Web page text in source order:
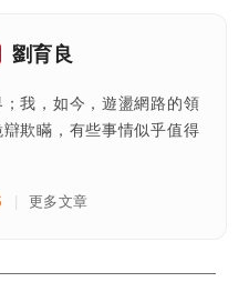
劉育良
我，如今，遊盪網路的領
欺瞞，有些事情似乎值得
更多文章